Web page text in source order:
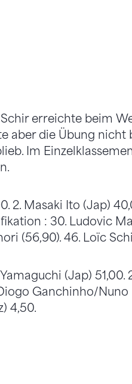
erreichte beim
aber die Übung nicht
Im
2. Masaki Ito (Jap)
: 30. Ludovic
(56,90). 46. Loïc
(Jap) 51,00.
Ganchinho/
4,50.